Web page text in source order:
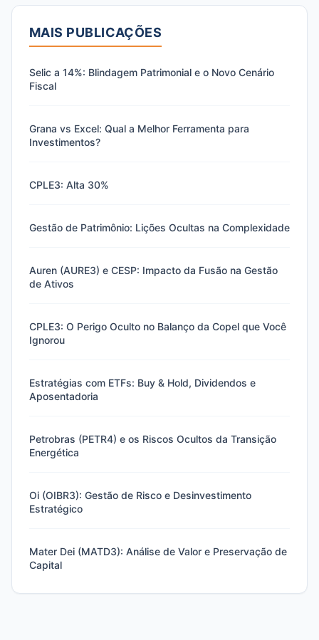
MAIS PUBLICAÇÕES
Selic a 14%: Blindagem Patrimonial e o Novo Cenário
Fiscal
Grana vs Excel: Qual a Melhor Ferramenta para
Investimentos?
CPLE3: Alta 30%
Gestão de Patrimônio: Lições Ocultas na Complexidade
Auren (AURE3) e CESP: Impacto da Fusão na Gestão
de Ativos
CPLE3: O Perigo Oculto no Balanço da Copel que Você
Ignorou
Estratégias com ETFs: Buy & Hold, Dividendos e
Aposentadoria
Petrobras (PETR4) e os Riscos Ocultos da Transição
Energética
Oi (OIBR3): Gestão de Risco e Desinvestimento
Estratégico
Mater Dei (MATD3): Análise de Valor e Preservação de
Capital